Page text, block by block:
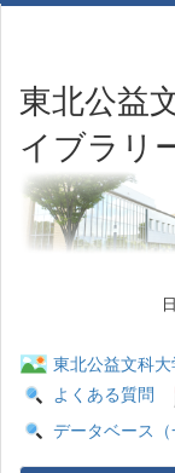
東北公益
イブラリ
日本
東北公益文科
よくある質問
データベース（